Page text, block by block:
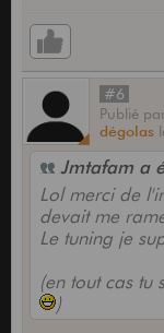
#6
Publié
dégolas
Jmtafam a
Lol merci de
devait me
Le tuning je
(en tout cas tu
)